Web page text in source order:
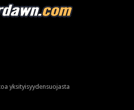
yksityisyydensuojasta